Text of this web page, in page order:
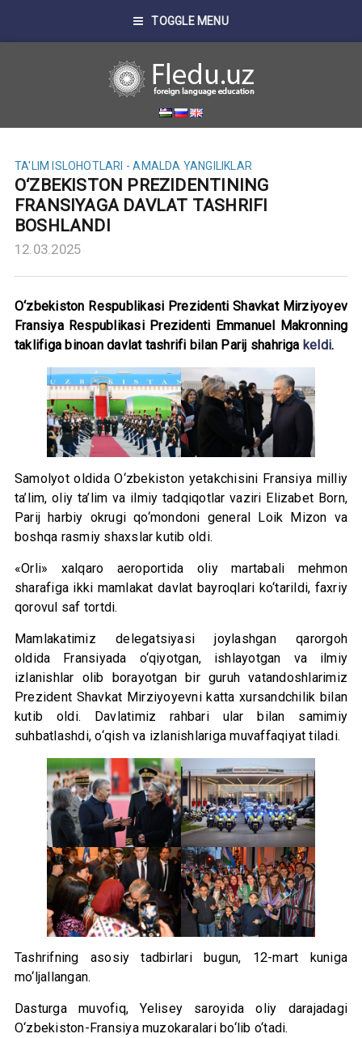
TOGGLE MENU
TA'LIM ISLOHOTLARI - AMALDA YANGILIKLAR
O‘ZBEKISTON PREZIDENTINING
FRANSIYAGA DAVLAT TASHRIFI
BOSHLANDI
12.03.2025
O‘zbekiston Respublikasi Prezidenti Shavkat Mirziyoyev
Fransiya Respublikasi Prezidenti Emmanuel Makronning
taklifiga binoan davlat tashrifi bilan Parij shahriga keldi.
Samolyot oldida O‘zbekiston yetakchisini Fransiya milliy
ta’lim, oliy ta’lim va ilmiy tadqiqotlar vaziri Elizabet Born,
Parij harbiy okrugi qo‘mondoni general Loik Mizon va
boshqa rasmiy shaxslar kutib oldi.
«Orli» xalqaro aeroportida oliy martabali mehmon
sharafiga ikki mamlakat davlat bayroqlari ko‘tarildi, faxriy
qorovul saf tortdi.
Mamlakatimiz delegatsiyasi joylashgan qarorgoh
oldida Fransiyada o‘qiyotgan, ishlayotgan va ilmiy
izlanishlar olib borayotgan bir guruh vatandoshlarimiz
Prezident Shavkat Mirziyoyevni katta xursandchilik bilan
kutib oldi. Davlatimiz rahbari ular bilan samimiy
suhbatlashdi, o‘qish va izlanishlariga muvaffaqiyat tiladi.
Tashrifning asosiy tadbirlari bugun, 12-mart kuniga
mo‘ljallangan.
Dasturga muvofiq, Yelisey saroyida oliy darajadagi
O‘zbekiston-Fransiya muzokaralari bo‘lib o‘tadi.